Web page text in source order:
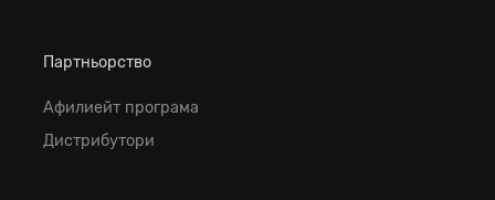
Партньорство
Афилиейт програма
Дистрибутори